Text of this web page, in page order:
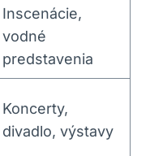
Inscenácie,
vodné
predstavenia
Koncerty,
divadlo, výstavy